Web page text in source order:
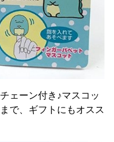
ェーン付き♪マスコッ
で、ギフトにもオスス